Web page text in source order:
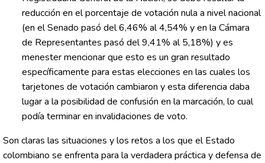
reducción en el porcentaje de votación nula a nivel nacional
(en el Senado pasó del 6,46% al 4,54% y en la Cámara
de Representantes pasó del 9,41% al 5,18%) y es
menester mencionar que esto es un gran resultado
específicamente para estas elecciones en las cuales los
tarjetones de votación cambiaron y esta diferencia daba
lugar a la posibilidad de confusión en la marcación, lo cual
podía terminar en invalidaciones de voto.
Son claras las situaciones y los retos a los que el Estado
colombiano se enfrenta para la verdadera práctica y defensa de